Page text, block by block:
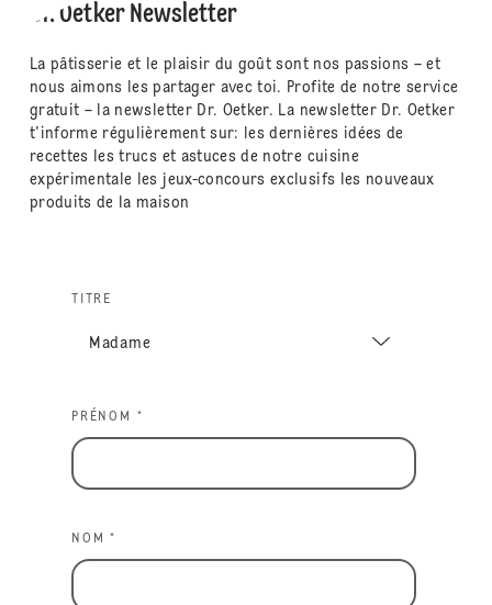
Dr. Oetker Newsletter
La pâtisserie et le plaisir du goût sont nos passions – et
nous aimons les partager avec toi. Profite de notre service
gratuit – la newsletter Dr. Oetker. La newsletter Dr. Oetker
t'informe régulièrement sur: les dernières idées de
recettes les trucs et astuces de notre cuisine
expérimentale les jeux-concours exclusifs les nouveaux
produits de la maison
TITRE
PRÉNOM *
NOM *